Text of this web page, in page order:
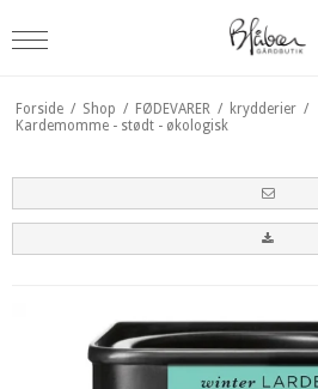
Forside / Shop / FØDEVARER / krydderier /
Kardemomme - stødt - økologisk